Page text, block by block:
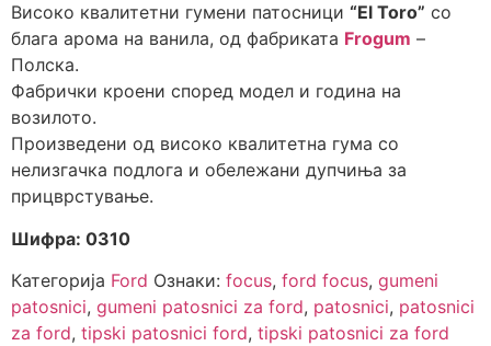
Високо квалитетни гумени патосници “El Toro” со
блага арома на ванила, од фабриката Frogum –
Полска.
Фабрички кроени според модел и година на
возилото.
Произведени од високо квалитетна гума со
нелизгачка подлога и обележани дупчиња за
прицврстување.
Шифра: 0310
Категорија Ford Ознаки: focus, ford focus, gumeni
patosnici, gumeni patosnici za ford, patosnici, patosnici
za ford, tipski patosnici ford, tipski patosnici za ford